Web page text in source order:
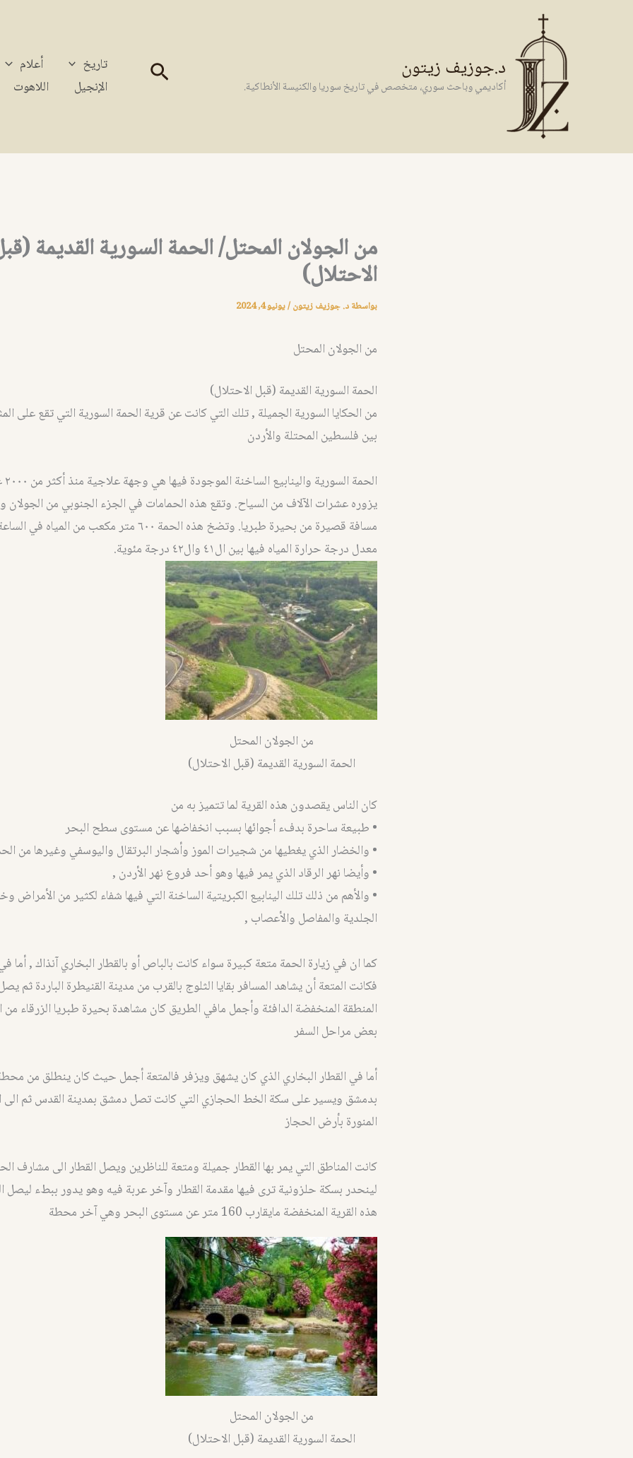
د.جوزيف زيتون
أكاديمي وباحث سوري، متخصص في تاريخ سوريا والكنيسة الأنطاكية. البحث تاريخ أعلام
الإنجيل
اللاهوت
من الجولان المحتل/ الحمة السورية القديمة
الاحتلال)
بواسطةد. جوزيف زيتون/يونيو 4, 2024
من الجولان المحتل
الحمة السورية القديمة (قبل الاحتلال)
من الحكايا السورية الجميلة , تلك التي كانت عن قرية الحمة السورية التي تقع على
بين فلسطين المحتلة والأردن
يزوره عشرات الآلاف من السياح. وتقع هذه الحمامات في الجزء الجنوبي من الجولان
مسافة قصيرة من بحيرة طبريا. وتضخ هذه الحمة ٦٠٠ متر مكعب من
معدل درجة حرارة المياه فيها بين ال٤١ وال٤٢ درجة مئوية.
من الجولان المحتل
الحمة السورية القديمة (قبل الاحتلال)
كان الناس يقصدون هذه القرية لما تتميز به من
• طبيعة ساحرة بدفء أجوائها بسبب انخفاضها عن مستوى سطح البحر
• والخضار الذي يغطيها من شجيرات الموز وأشجار البرتقال واليوسفي وغيرها من
• وأيضا نهر الرقاد الذي يمر فيها وهو أحد فروع نهر الأردن ,
• والأهم من ذلك تلك الينابيع الكبريتية الساخنة التي فيها شفاء لكثير من الأمراض
الجلدية والمفاصل والأعصاب ,
كما ان في زيارة الحمة متعة كبيرة سواء كانت بالباص أو بالقطار البخاري آنذاك , أما
فكانت المتعة أن يشاهد المسافر بقايا الثلوج بالقرب من مدينة القنيطرة الباردة ثم
المنطقة المنخفضة الدافئة وأجمل مافي الطريق كان مشاهدة بحيرة طبريا الزرقاء من
بعض مراحل السفر
أما في القطار البخاري الذي كان يشهق ويزفر فالمتعة أجمل حيث كان ينطلق من
بدمشق ويسير على سكة الخط الحجازي التي كانت تصل دمشق بمدينة القدس ثم الى
المنورة بأرض الحجاز
كانت المناطق التي يمر بها القطار جميلة ومتعة للناظرين ويصل القطار الى مشارف
لينحدر بسكة حلزونية ترى فيها مقدمة القطار وآخر عربة فيه وهو يدور ببطء
هذه القرية المنخفضة مايقارب 160 متر عن مستوى البحر وهي آخر محطة
من الجولان المحتل
الحمة السورية القديمة (قبل الاحتلال)